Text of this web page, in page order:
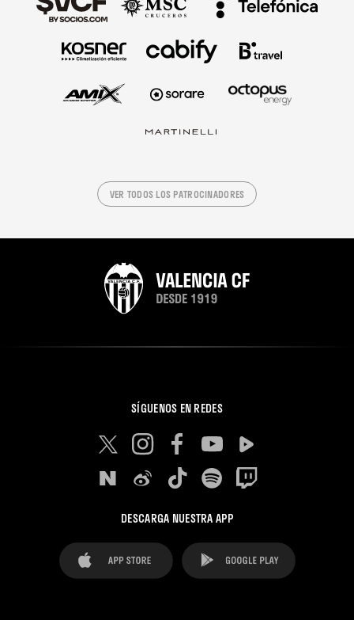
VER TODOS LOS PATROCINADORES
SÍGUENOS EN REDES
DESCARGA NUESTRA APP